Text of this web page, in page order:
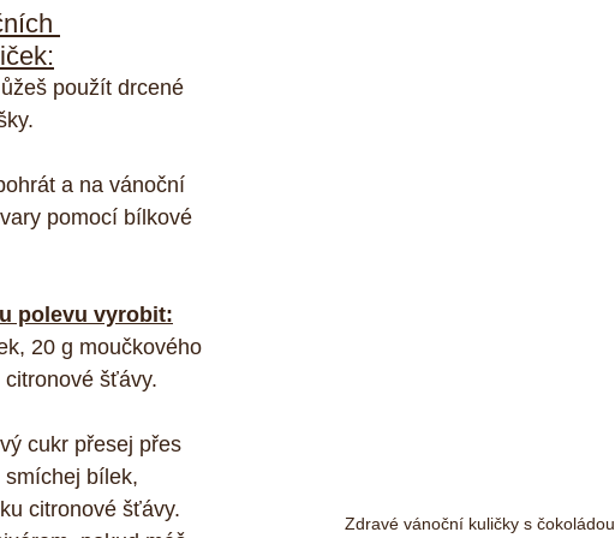
Zdravé vánoční kuličky s čokoládou
použít drcené
a na vánoční
pomocí bílkové
polevu vyrobit:
20 g moučkového
šťávy.
cukr přesej přes
bílek,
citronové šťávy.